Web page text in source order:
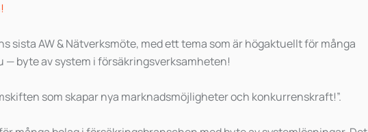
sista AW & Nätverksmöte, med ett tema som är högaktuellt för många
byte av system i försäkringsverksamheten!
som skapar nya marknadsmöjligheter och konkurrenskraft!”.